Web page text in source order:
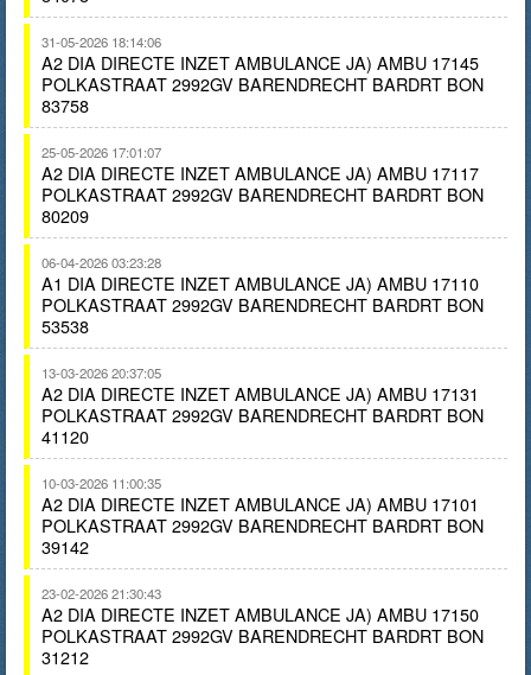
31-05-2026 18:14:06
A2 DIA DIRECTE INZET AMBULANCE JA) AMBU 17145
POLKASTRAAT 2992GV BARENDRECHT BARDRT BON
83758
25-05-2026 17:01:07
A2 DIA DIRECTE INZET AMBULANCE JA) AMBU 17117
POLKASTRAAT 2992GV BARENDRECHT BARDRT BON
80209
06-04-2026 03:23:28
A1 DIA DIRECTE INZET AMBULANCE JA) AMBU 17110
POLKASTRAAT 2992GV BARENDRECHT BARDRT BON
53538
13-03-2026 20:37:05
A2 DIA DIRECTE INZET AMBULANCE JA) AMBU 17131
POLKASTRAAT 2992GV BARENDRECHT BARDRT BON
41120
10-03-2026 11:00:35
A2 DIA DIRECTE INZET AMBULANCE JA) AMBU 17101
POLKASTRAAT 2992GV BARENDRECHT BARDRT BON
39142
23-02-2026 21:30:43
A2 DIA DIRECTE INZET AMBULANCE JA) AMBU 17150
POLKASTRAAT 2992GV BARENDRECHT BARDRT BON
31212